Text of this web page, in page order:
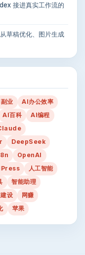
接进真实工作流的
草稿优化、图片生成
业
AI办公效率
AI百科
AI编程
DeepSeek
OpenAI
人工智能
智能助理
设
网赚
苹果